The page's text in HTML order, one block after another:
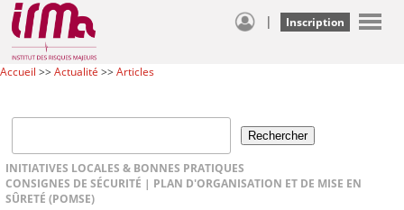
| Inscription
Accueil >>Actualité >>Articles
INITIATIVES LOCALES & BONNES PRATIQUES
CONSIGNES DE SÉCURITÉ | PLAN D'ORGANISATION ET DE MISE EN
SÛRETÉ (POMSE)